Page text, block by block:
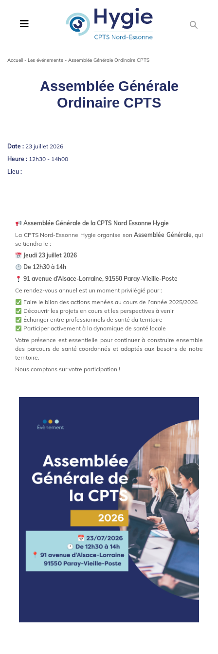
Accueil - Les événements - Assemblée Générale Ordinaire CPTS
Assemblée Générale
Ordinaire CPTS
Date : 23 juillet 2026
Heure : 12h30 - 14h00
Lieu :
Assemblée Générale de la CPTS Nord Essonne Hygie
La CPTS Nord-Essonne Hygie organise son Assemblée Générale, qui
se tiendra le :
Jeudi 23 juillet 2026
De 12h30 à 14h
91 avenue d’Alsace-Lorraine, 91550 Paray-Vieille-Poste
Ce rendez-vous annuel est un moment privilégié pour :
Faire le bilan des actions menées au cours de l’année 2025/2026
Découvrir les projets en cours et les perspectives à venir
Échanger entre professionnels de santé du territoire
Participer activement à la dynamique de santé locale
Votre présence est essentielle pour continuer à construire ensemble
des parcours de santé coordonnés et adaptés aux besoins de notre
territoire.
Nous comptons sur votre participation !